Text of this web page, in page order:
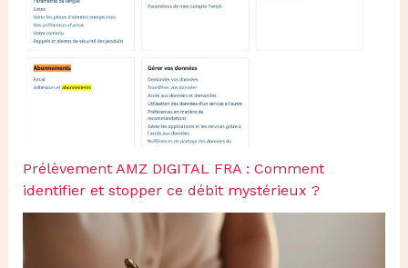
Prélèvement AMZ DIGITAL FRA : Comment
identifier et stopper ce débit mystérieux ?